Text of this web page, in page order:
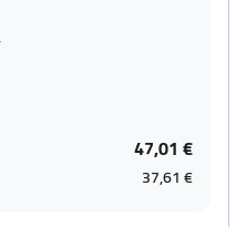
47,01 €
37,61 €